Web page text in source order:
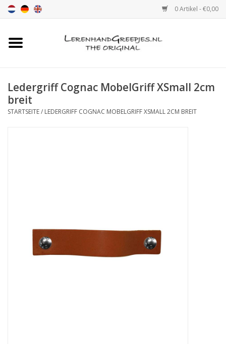
0 Artikel - €0,00
Startseite
leder griffe mit Druck
Leder Regalstützen
Ledergriff Cognac MobelGriff XSmall 2cm
breit
STARTSEITE/ LEDERGRIFF COGNAC MOBELGRIFF XSMALL 2CM BREIT